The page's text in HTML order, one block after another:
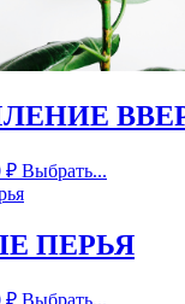
₽ Выбрать...
ПЕРЬЯ
₽ Выбрать...